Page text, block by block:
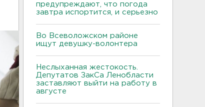
предупреждают, что погода
завтра испортится, и серьезно
Во Всеволожском районе
ищут девушку-волонтера
Неслыханная жестокость.
Депутатов ЗакСа Ленобласти
заставляют выйти на работу в
августе